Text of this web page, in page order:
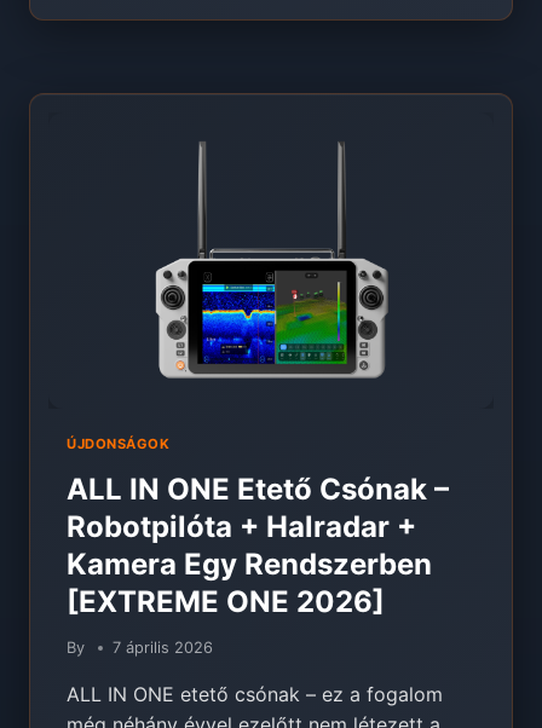
SKYDROID
BESZÁMOLÓ
ÚJDONSÁGOK
ALL IN ONE Etető Csónak –
Robotpilóta + Halradar +
Kamera Egy Rendszerben
[EXTREME ONE 2026]
By 7 április 2026
ALL IN ONE etető csónak – ez a fogalom